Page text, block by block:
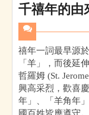
千禧年的由
禧年一詞最早源
「羊」，而後延
哲羅姆 (St.
興高采烈，歡喜
年」、「羊角年
國百姓皆應遵守